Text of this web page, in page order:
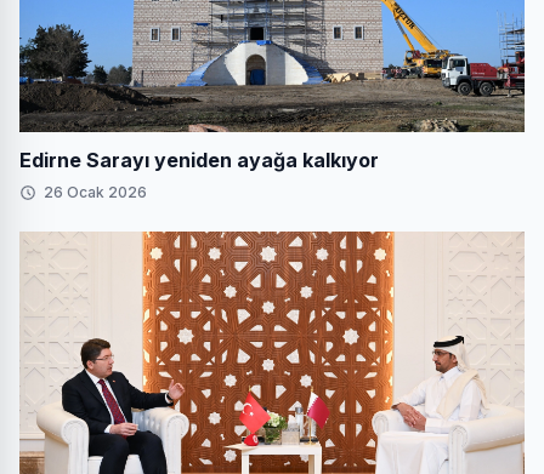
Edirne Sarayı yeniden ayağa kalkıyor
26 Ocak 2026